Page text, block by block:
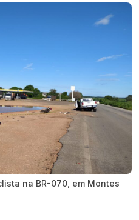
na BR-070, em Montes